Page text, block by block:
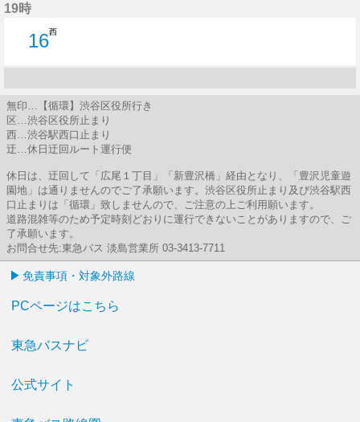
19時
16
16分はつ
西
無印…【循環】渋谷区役所行き
区…渋谷区役所止まり
西…渋谷駅西口止まり
迂…休日迂回ルート運行便
休日は、迂回して「広尾１丁目」「新豊沢橋」経由となり、「豊沢児童遊
園地」は通りませんのでご了承願います。渋谷区役所止まり及び渋谷駅西
口止まりは「循環」致しませんので、ご注意の上ご利用願います。
道路混雑等のため予定時刻どおりに運行できないことがありますので、ご
了承願います。
お問合せ先:東急バス 淡島営業所 03-3413-7711
免責事項・対象外路線
PCページはこちら
東急バスナビ
公式サイト